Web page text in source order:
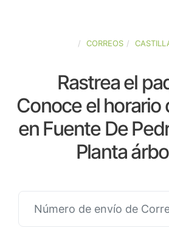
CORREOS
Rastrea el
Conoce el horario
en Fuente De
Planta